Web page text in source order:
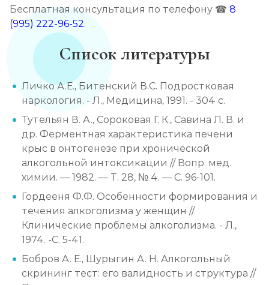
Бесплатная консультация по телефону ☎ 8
(995) 222-96-52.
Список литературы
Личко А.Е., Битенский В.С. Подростковая
наркология. - Л., Медицина, 1991. - 304 с.
Тутельян В. А., Сороковая Г. К., Савина Л. В. и
др. Ферментная характеристика печени
крыс в онтогенезе при хронической
алкогольной интоксикации // Вопр. мед.
химии. — 1982. — Т. 28, № 4. — С. 96-101.
Гордееня Ф.Ф. Особенности формирования и
течения алкоголизма у женщин //
Клинические проблемы алкоголизма. - Л.,
1974. -С. 5-41.
Бобров А. Е., Шурыгин А. Н. Алкогольный
скрининг тест: его валидность и структура //